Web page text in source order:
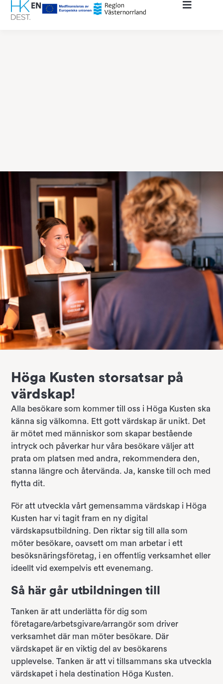
content EN
Höga Kusten storsatsar på
värdskap!
Alla besökare som kommer till oss i Höga Kusten ska
känna sig välkomna. Ett gott värdskap är unikt. Det
är mötet med människor som skapar bestående
intryck och påverkar hur våra besökare väljer att
prata om platsen med andra, rekommendera den,
stanna längre och återvända. Ja, kanske till och med
flytta dit.
För att utveckla vårt gemensamma värdskap i Höga
Kusten har vi tagit fram en ny digital
värdskapsutbildning. Den riktar sig till alla som
möter besökare, oavsett om man arbetar i ett
besöksnäringsföretag, i en offentlig verksamhet eller
ideellt vid exempelvis ett evenemang.
Så här går utbildningen till
Tanken är att underlätta för dig som
företagare/arbetsgivare/arrangör som driver
verksamhet där man möter besökare. Där
värdskapet är en viktig del av besökarens
upplevelse. Tanken är att vi tillsammans ska utveckla
värdskapet i hela destination Höga Kusten.